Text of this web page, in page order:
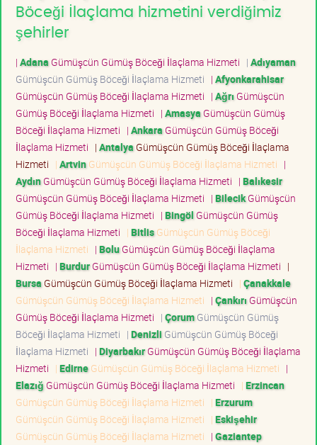
Böceği İlaçlama hizmetini verdiğimiz
şehirler
| Adana Gümüşcün Gümüş Böceği İlaçlama Hizmeti | Adıyaman
Gümüşcün Gümüş Böceği İlaçlama Hizmeti | Afyonkarahisar
Gümüşcün Gümüş Böceği İlaçlama Hizmeti | Ağrı Gümüşcün
Gümüş Böceği İlaçlama Hizmeti | Amasya Gümüşcün Gümüş
Böceği İlaçlama Hizmeti | Ankara Gümüşcün Gümüş Böceği
İlaçlama Hizmeti | Antalya Gümüşcün Gümüş Böceği İlaçlama
Hizmeti | ArtvinGümüşcün Gümüş Böceği İlaçlama Hizmeti |
AydınGümüşcün Gümüş Böceği İlaçlama Hizmeti | Balıkesir
Gümüşcün Gümüş Böceği İlaçlama Hizmeti | BilecikGümüşcün
Gümüş Böceği İlaçlama Hizmeti | Bingöl Gümüşcün Gümüş
Böceği İlaçlama Hizmeti | BitlisGümüşcün Gümüş Böceği
İlaçlama Hizmeti | BoluGümüşcün Gümüş Böceği İlaçlama
Hizmeti | BurdurGümüşcün Gümüş Böceği İlaçlama Hizmeti |
Bursa Gümüşcün Gümüş Böceği İlaçlama Hizmeti | Çanakkale
Gümüşcün Gümüş Böceği İlaçlama Hizmeti | Çankırı Gümüşcün
Gümüş Böceği İlaçlama Hizmeti | ÇorumGümüşcün Gümüş
Böceği İlaçlama Hizmeti | Denizli Gümüşcün Gümüş Böceği
İlaçlama Hizmeti | DiyarbakırGümüşcün Gümüş Böceği İlaçlama
Hizmeti | EdirneGümüşcün Gümüş Böceği İlaçlama Hizmeti |
Elazığ Gümüşcün Gümüş Böceği İlaçlama Hizmeti | Erzincan
Gümüşcün Gümüş Böceği İlaçlama Hizmeti | Erzurum
Gümüşcün Gümüş Böceği İlaçlama Hizmeti | Eskişehir
Gümüşcün Gümüş Böceği İlaçlama Hizmeti | Gaziantep